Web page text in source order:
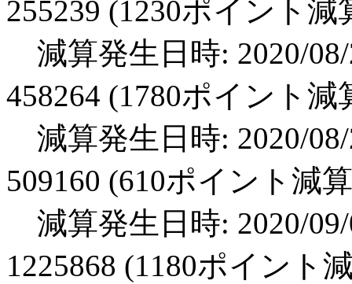
255239 (1230ポイント減
減算発生日時: 2020/
458264 (1780ポイント減
減算発生日時: 2020/
509160 (610ポイント減
減算発生日時: 2020/
1225868 (1180ポイント